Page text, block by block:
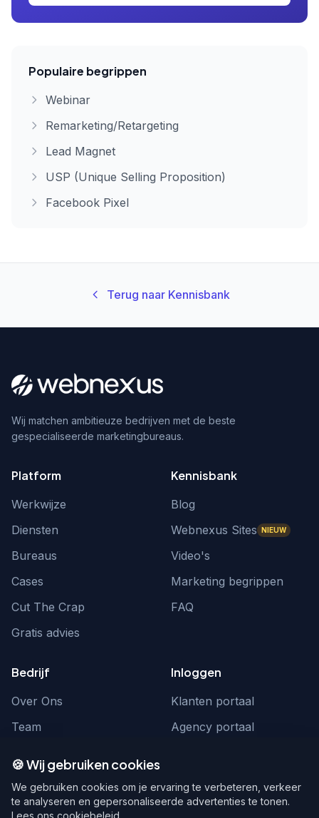
Populaire begrippen
Webinar
Remarketing/Retargeting
Lead Magnet
USP (Unique Selling Proposition)
Facebook Pixel
Terug naar Kennisbank
Wij matchen ambitieuze bedrijven met de beste
gespecialiseerde marketingbureaus.
Platform
Werkwijze
Diensten
Bureaus
Cases
Cut The Crap
Gratis advies
Kennisbank
Blog
Webnexus Sites NIEUW
Video's
Marketing begrippen
FAQ
Bedrijf
Over Ons
Team
Inloggen
Klanten portaal
Agency portaal
hello@webnexus.nl
085 004 1875
🍪 Wij gebruiken cookies
We gebruiken cookies om je ervaring te verbeteren, verkeer
te analyseren en gepersonaliseerde advertenties te tonen.
Lees ons cookiebeleid